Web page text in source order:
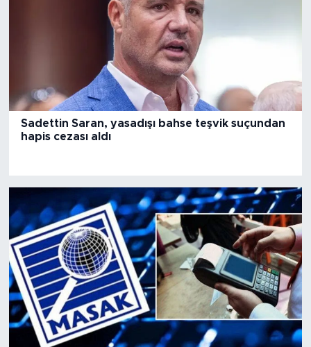
Sadettin Saran, yasadışı bahse teşvik suçundan
hapis cezası aldı